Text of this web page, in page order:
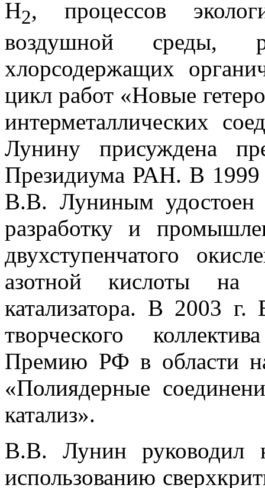
Н2, процессов
воздушной среды,
хлорсодержащих
цикл работ «Новые
интерметаллических
Лунину присуждена
Президиума РАН. В 1999
В.В. Луниным удостоен
разработку и
двухступенчатого
азотной кислоты на
катализатора. В 2003 г.
творческого
Премию РФ в области
«Полиядерные
катализ».
В.В. Лунин руководил
использованию